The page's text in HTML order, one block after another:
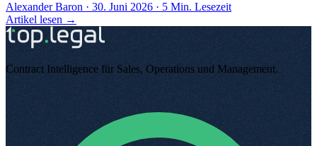
Alexander Baron · 30. Juni 2026 · 5 Min. Lesezeit
Artikel lesen →
Contract Intelligence für Sales, Operations und Management.